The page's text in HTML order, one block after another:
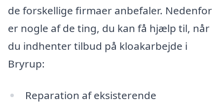
de forskellige firmaer anbefaler. Nedenfor
er nogle af de ting, du kan få hjælp til, når
du indhenter tilbud på kloakarbejde i
Bryrup:
Reparation af eksisterende